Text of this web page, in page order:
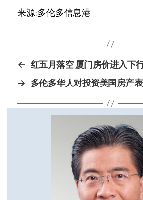
来源:多伦多信息港
← 红五月落空 厦门房价进入下
→
多伦多华人对投资美国房产